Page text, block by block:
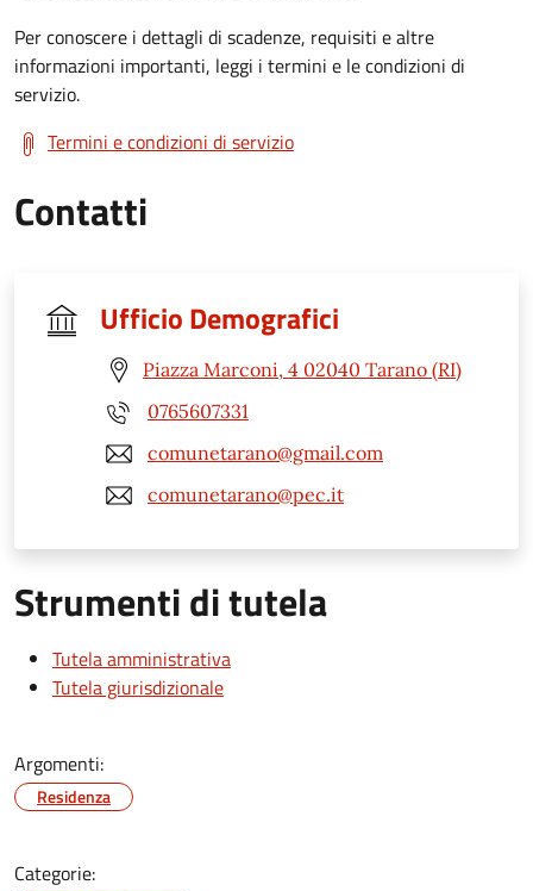
Per conoscere i dettagli di scadenze, requisiti e altre
informazioni importanti, leggi i termini e le condizioni di
servizio.
Termini e condizioni di servizio
Contatti
Ufficio Demografici
Piazza Marconi, 4 02040 Tarano (RI)
0765607331
comunetarano@gmail.com
comunetarano@pec.it
Strumenti di tutela
Tutela amministrativa
Tutela giurisdizionale
Argomenti:
Residenza
Categorie: